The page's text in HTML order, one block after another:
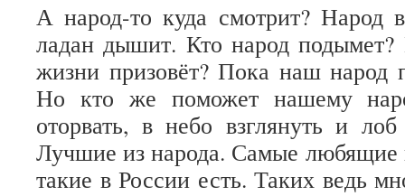
А народ-то куда смотрит? Народ
ладан дышит. Кто народ
жизни призовёт? Пока наш народ
Но кто же поможет нашему
оторвать, в небо взглянуть и лоб
Лучшие из народа. Самые
такие в России есть. Таких ведь